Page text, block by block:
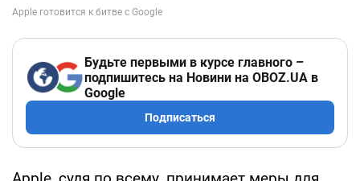
Будьте первыми в курсе главного –
подпишитесь на Новини на OBOZ.UA в
Google
Подписаться